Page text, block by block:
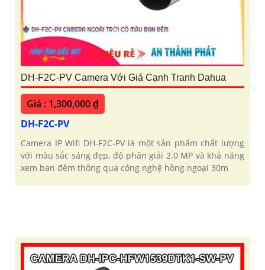
DH-F2C-PV Camera Với Giá Cạnh Tranh Dahua
Giá : 1,300,000 ₫
DH-F2C-PV
Camera IP Wifi DH-F2C-PV là một sản phẩm chất lượng
với màu sắc sáng đẹp, độ phân giải 2.0 MP và khả năng
xem ban đêm thông qua công nghệ hồng ngoại 30m